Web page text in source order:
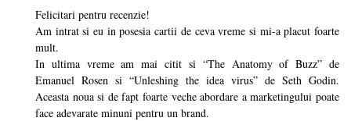
Felicitari pentru recenzie!
Am intrat si eu in posesia cartii de ceva vreme si mi-a placut foarte
mult.
In ultima vreme am mai citit si “The Anatomy of Buzz” de
Emanuel Rosen si “Unleshing the idea virus” de Seth Godin.
Aceasta noua si de fapt foarte veche abordare a marketingului poate
face adevarate minuni pentru un brand.